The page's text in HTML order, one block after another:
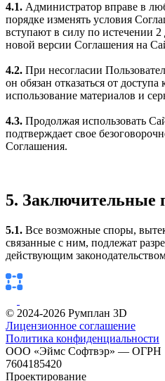
4.1. Администратор вправе в
порядке изменять условия
вступают в силу по истечении
новой версии Соглашения на
4.2. При несогласии
он обязан отказаться от
использование материалов и
4.3. Продолжая использовать
подтверждает свое
Соглашения.
5. Заключительные
5.1. Все возможные споры,
связанные с ним, подлежат
действующим
© 2024-2026 Румплан 3D
Лицензионное соглашение
Политика конфиденциальности
ООО «Эймс Софтвэр» — ОГРН
7604185420
Проектирование